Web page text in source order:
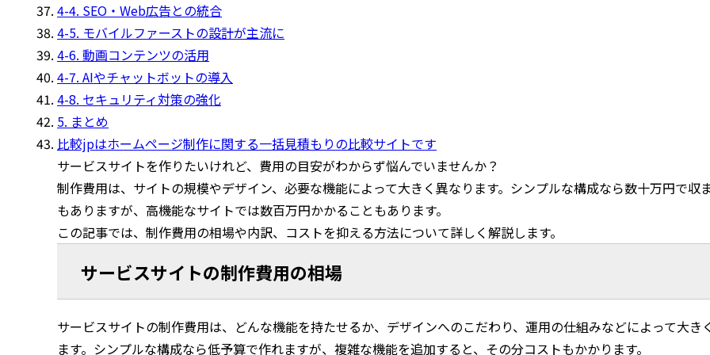
4-4. SEO・Web広告との統合
4-5. モバイルファーストの設計が主流に
4-6. 動画コンテンツの活用
4-7. AIやチャットボットの導入
4-8. セキュリティ対策の強化
5. まとめ
比較jpはホームページ制作に関する一括見積もりの比較サイトです
サービスサイトを作りたいけれど、費用の目安がわからず悩んでいませんか？
制作費用は、サイトの規模やデザイン、必要な機能によって大きく異なります。シンプルな構成なら数十万円で収
もありますが、高機能なサイトでは数百万円かかることもあります。
この記事では、制作費用の相場や内訳、コストを抑える方法について詳しく解説します。
サービスサイトの制作費用の相場
サービスサイトの制作費用は、どんな機能を持たせるか、デザインへのこだわり、運用の仕組みなどによって大き
ます。シンプルな構成なら低予算で作れますが、複雑な機能を追加すると、その分コストもかかります。